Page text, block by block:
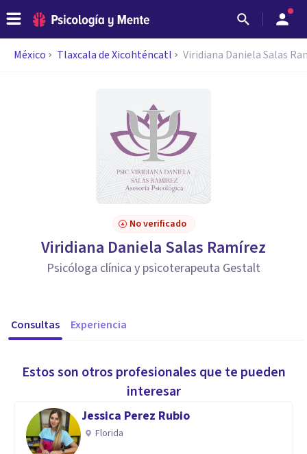
México Tlaxcala de Xicohténcatl Viridiana Daniela Salas
No verificado
Viridiana Daniela Salas Ramírez
Psicóloga clínica y psicoterapeuta Gestalt
Consultas Experiencia
Estos son otros profesionales que te pueden
interesar
Jessica Perez Rubio
Florida